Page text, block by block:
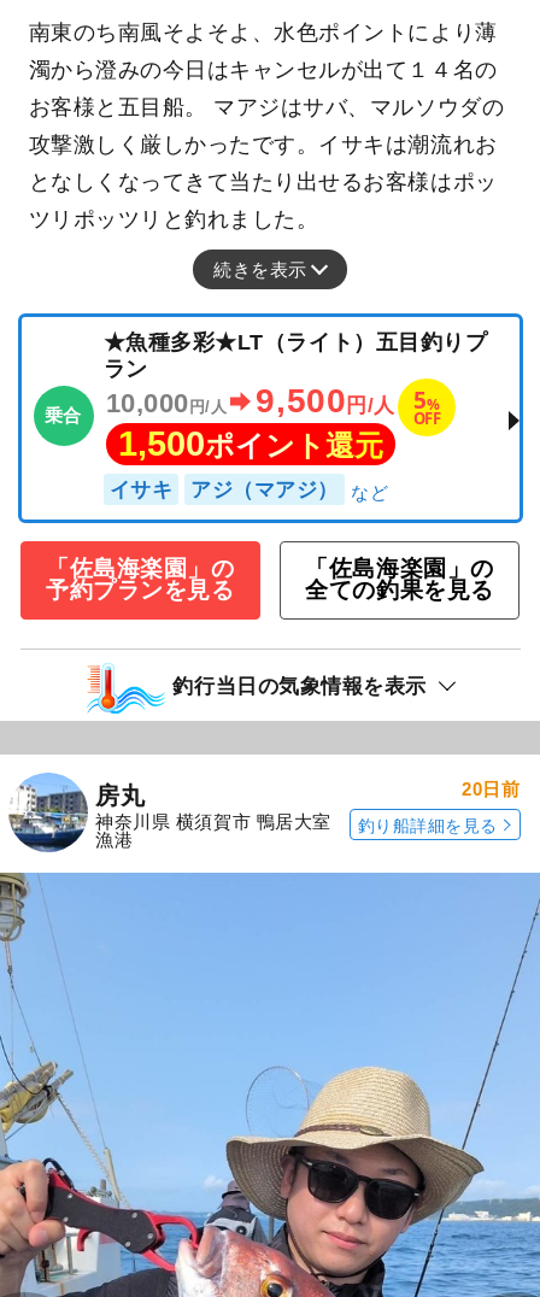
南東のち南風そよそよ、水色ポイントにより薄
濁から澄みの今日はキャンセルが出て１４名の
お客様と五目船。 マアジはサバ、マルソウダの
攻撃激しく厳しかったです。イサキは潮流れお
となしくなってきて当たり出せるお客様はポッ
ツリポッツリと釣れました。
続きを表示
乗合
★魚種多彩★LT（ライト）五目釣りプ
ラン
10,000 円/人 9,500 円/人 5%
OFF
1,500ポイント還元
イサキ アジ（マアジ）
「佐島海楽園」の
予約プランを見る
「佐島海楽園」の
全ての釣果を見る
釣行当日の気象情報を表示
房丸
神奈川県 横須賀市 鴨居大室
漁港
20日前
釣り船詳細を見る